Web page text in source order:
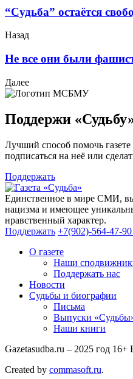
“Судьба” остаётся
Назад
Не все они были
Далее
Поддержи
Лучший способ помочь
подписаться на неё или
Поддержать
Единственное в мире СМИ,
нацизма и имеющее
нравственный характер.
Поддержать +7(902)-564-47-90
О газете
Наши
Поддержать нас
Новости
Судьбы и биографии
Письма
Выпуски
Наши книги
Gazetasudba.ru – 2025 год 16+
Created by commasoft.ru.